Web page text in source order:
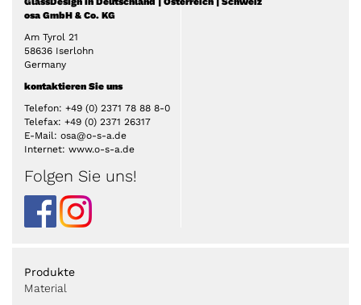
osa GmbH & Co. KG
Am Tyrol 21
58636 Iserlohn
Germany
kontaktieren Sie uns
Telefon: +49 (0) 2371 78 88 8-0
Telefax: +49 (0) 2371 26317
E-Mail: osa@o-s-a.de
Internet: www.o-s-a.de
Folgen Sie uns!
Produkte
Material